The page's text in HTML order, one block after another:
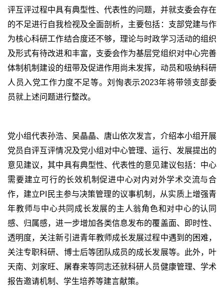
评互评过程中具有典型性、代表性的问题，并就支委会存在
的不足进行自我检视及全面剖析，主要包括：支部党建与作
为核心科研工作结合度还不够，理论与时政学习活动的组织
及形式有待改进和丰富，支委会作为基层党组织对中心完善
体制机制建设的纽带及促进作用尚未发挥，动员和吸纳科研
人员入党工作力度不足等。刘恂表示2023年将带领支部委
员就上述问题进行整改。
党小组代表孙浩、吴晶晶、唐山依次发言，介绍本小组开展
党员自评互评情况及党小组对中心管理、运行、发展提出的
意见建议，其中具有典型性、代表性的意见建议包括：中心
需要建立可行的长效机制促进中心对内对外学术交流与合
作，建立PI 民主参与决策管理的议事机制，从实质上增强青
年教师与中心共同成长发展的主人翁角色和对中心的认同
感、归属感，进一步增加各类信息发布的覆盖面、即时性、
透明度，关注新引进青年教师成长发展过程中遇到的困难，
关注专职科研、博士后等团队成员的成长发展等。此外，叶
天南、刘家旺、屠春来等同志还就科研人员健康管理、学术
报告邀请机制、学生培养等建言献策。